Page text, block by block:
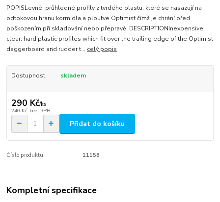
POPISLevné, průhledné profily z tvrdého plastu, které se nasazují na
odtokovou hranu kormidla a ploutve Optimist čímž je chrání před
poškozením při skladování nebo přepravě. DESCRIPTIONInexpensive,
clear, hard plastic profiles which fit over the trailing edge of the Optimist
daggerboard and rudder t... celý popis
Dostupnost skladem
290 Kč/ks
240 Kč bez DPH
Přidat do košíku
Číslo produktu: 11158
Kompletní specifikace